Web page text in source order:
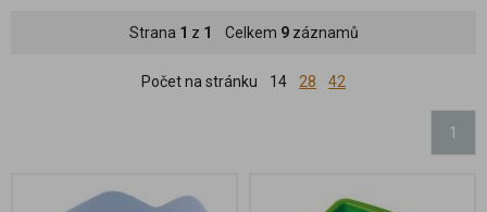
Strana 1 z 1 Celkem 9záznamů
Počet na stránku 14 28 42
1